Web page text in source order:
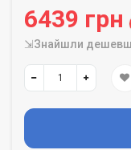
6439 грн
⇲Знайшли